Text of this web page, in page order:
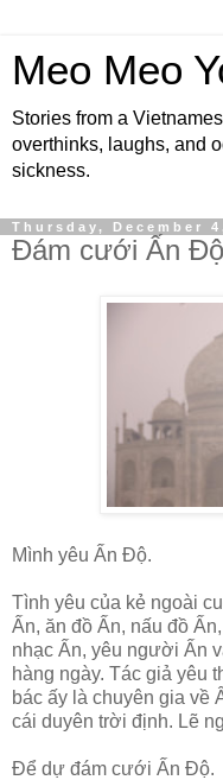
Meo Meo
Stories from a
overthinks, laughs, and
sickness.
Thursday, December
Đám cưới Ấn Độ
Mình yêu Ấn Độ.
Tình yêu của kẻ ngoài
Ấn, ăn đồ Ấn, nấu đồ
nhạc Ấn, yêu người Ấn
hàng ngày. Tác giả yêu
bác ấy là chuyên gia về
cái duyên trời định. Lẽ
Để dự đám cưới Ấn Độ.